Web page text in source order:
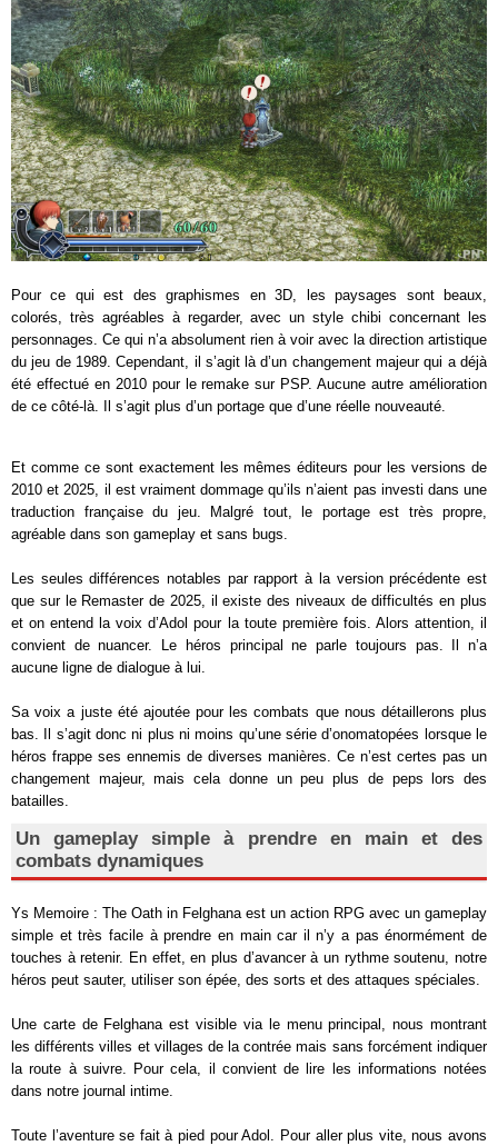
Pour ce qui est des graphismes en 3D, les paysages sont beaux,
colorés, très agréables à regarder, avec un style chibi concernant les
personnages. Ce qui n’a absolument rien à voir avec la direction artistique
du jeu de 1989. Cependant, il s’agit là d’un changement majeur qui a déjà
été effectué en 2010 pour le remake sur PSP. Aucune autre amélioration
de ce côté-là. Il s’agit plus d’un portage que d’une réelle nouveauté.
Et comme ce sont exactement les mêmes éditeurs pour les versions de
2010 et 2025, il est vraiment dommage qu’ils n’aient pas investi dans une
traduction française du jeu. Malgré tout, le portage est très propre,
agréable dans son gameplay et sans bugs.
Les seules différences notables par rapport à la version précédente est
que sur le Remaster de 2025, il existe des niveaux de difficultés en plus
et on entend la voix d’Adol pour la toute première fois. Alors attention, il
convient de nuancer. Le héros principal ne parle toujours pas. Il n’a
aucune ligne de dialogue à lui.
Sa voix a juste été ajoutée pour les combats que nous détaillerons plus
bas. Il s’agit donc ni plus ni moins qu’une série d’onomatopées lorsque le
héros frappe ses ennemis de diverses manières. Ce n’est certes pas un
changement majeur, mais cela donne un peu plus de peps lors des
batailles.
Un gameplay simple à prendre en main et des
combats dynamiques
Ys Memoire : The Oath in Felghana est un action RPG avec un gameplay
simple et très facile à prendre en main car il n’y a pas énormément de
touches à retenir. En effet, en plus d’avancer à un rythme soutenu, notre
héros peut sauter, utiliser son épée, des sorts et des attaques spéciales.
Une carte de Felghana est visible via le menu principal, nous montrant
les différents villes et villages de la contrée mais sans forcément indiquer
la route à suivre. Pour cela, il convient de lire les informations notées
dans notre journal intime.
Toute l’aventure se fait à pied pour Adol. Pour aller plus vite, nous avons